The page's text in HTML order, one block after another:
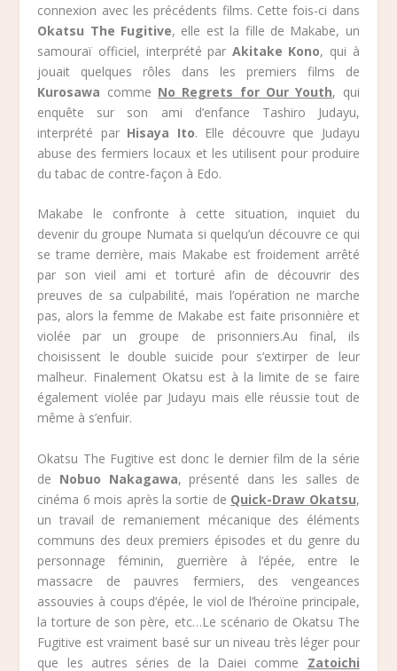
connexion avec les précédents films. Cette fois-ci dans
Okatsu The Fugitive, elle est la fille de Makabe, un
samouraï officiel, interprété par Akitake Kono, qui à
jouait quelques rôles dans les premiers films de
Kurosawa comme No Regrets for Our Youth, qui
enquête sur son ami d’enfance Tashiro Judayu,
interprété par Hisaya Ito. Elle découvre que Judayu
abuse des fermiers locaux et les utilisent pour produire
du tabac de contre-façon à Edo.
Makabe le confronte à cette situation, inquiet du
devenir du groupe Numata si quelqu’un découvre ce qui
se trame derrière, mais Makabe est froidement arrêté
par son vieil ami et torturé afin de découvrir des
preuves de sa culpabilité, mais l’opération ne marche
pas, alors la femme de Makabe est faite prisonnière et
violée par un groupe de prisonniers.Au final, ils
choisissent le double suicide pour s’extirper de leur
malheur. Finalement Okatsu est à la limite de se faire
également violée par Judayu mais elle réussie tout de
même à s’enfuir.
Okatsu The Fugitive est donc le dernier film de la série
de Nobuo Nakagawa, présenté dans les salles de
cinéma 6 mois après la sortie de Quick-Draw Okatsu,
un travail de remaniement mécanique des éléments
communs des deux premiers épisodes et du genre du
personnage féminin, guerrière à l’épée, entre le
massacre de pauvres fermiers, des vengeances
assouvies à coups d’épée, le viol de l’héroïne principale,
la torture de son père, etc…Le scénario de Okatsu The
Fugitive est vraiment basé sur un niveau très léger pour
que les autres séries de la Daiei comme Zatoichi